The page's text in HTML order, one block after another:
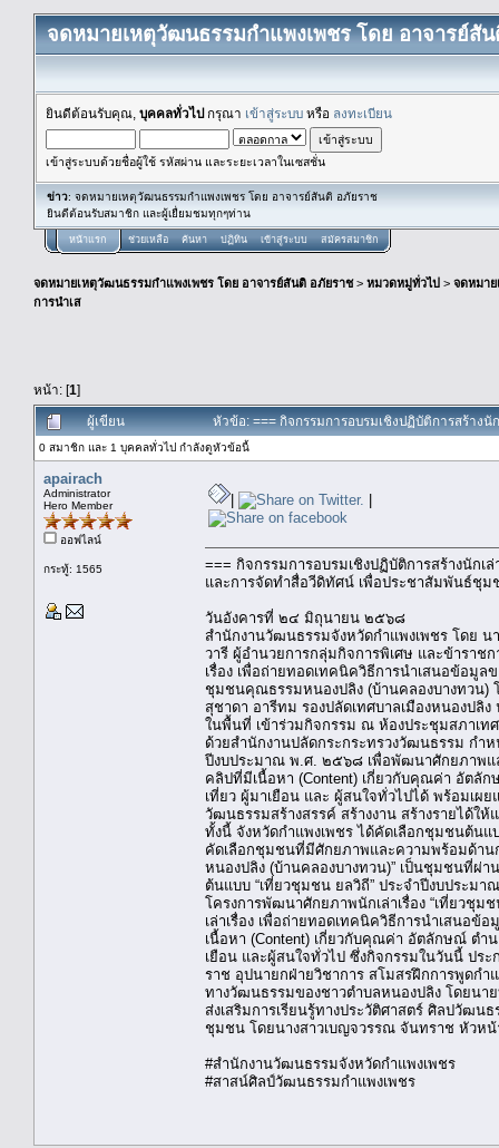
จดหมายเหตุวัฒนธรรมกำแพงเพชร โดย อาจารย์สั
ยินดีต้อนรับคุณ, บุคคลทั่วไปกรุณา เข้าสู่ระบบ หรือ ลงทะเบียน
เข้าสู่ระบบด้วยชื่อผู้ใช้ รหัสผ่าน และระยะเวลาในเซสชั่น
ข่าว: จดหมายเหตุวัฒนธรรมกำแพงเพชร โดย อาจารย์สันติ อภัยราช
ยินดีต้อนรับสมาชิก และผู้เยื่ยมชมทุกๆท่าน
หน้าแรก ช่วยเหลือ ค้นหา ปฏิทิน เข้าสู่ระบบ สมัครสมาชิก
จดหมายเหตุวัฒนธรรมกำแพงเพชร โดย อาจารย์สันติ อภัยราช> หมวดหมู่ทั่วไป > จดหมา
การนำเส
หน้า: [1]
ผู้เขียน หัวข้อ: === กิจกรรมการอบรมเชิงปฏิบัติการสร้าง
0 สมาชิก และ 1 บุคคลทั่วไป กำลังดูหัวข้อนี้
apairach
Administrator
Hero Member
ออฟไลน์
กระทู้: 1565
| |
=== กิจกรรมการอบรมเชิงปฏิบัติการสร้างนัก
และการจัดทำสื่อวีดิทัศน์ เพื่อประชาสัมพันธ์ชุ
วันอังคารที่ ๒๔ มิถุนายน ๒๕๖๘
สำนักงานวัฒนธรรมจังหวัดกำแพงเพชร โดย
วารี ผู้อำนวยการกลุ่มกิจการพิเศษ และข้าราช
เรื่อง เพื่อถ่ายทอดเทคนิควิธีการนำเสนอข้อมู
ชุมชนคุณธรรมหนองปลิง (บ้านคลองบางทวน) โ
สุชาดา อารีทม รองปลัดเทศบาลเมืองหนองป
ในพื้นที่ เข้าร่วมกิจกรรม ณ ห้องประชุมสภาเทศ
ด้วยสํานักงานปลัดกระกระทรวงวัฒนธรรม กํา
ปีงบประมาณ พ.ศ. ๒๕๖๘ เพื่อพัฒนาศักยภาพแล
คลิปที่มีเนื้อหา (Content) เกี่ยวกับคุณค่า อัตลั
เที่ยว ผู้มาเยือน และ ผู้สนใจทั่วไปได้ พร้อมเ
วัฒนธรรมสร้างสรรค์ สร้างงาน สร้างรายได้ใ
ทั้งนี้ จังหวัดกำแพงเพชร ได้คัดเลือกชุมชนต้น
คัดเลือกชุมชนที่มีศักยภาพและความพร้อมด้าน
หนองปลิง (บ้านคลองบางทวน)” เป็นชุมชนที่ผ่า
ต้นแบบ “เที่ยวชุมชน ยลวิถี” ประจำปีงบประม
โครงการพัฒนาศักยภาพนักเล่าเรื่อง “เที่ยวชุ
เล่าเรื่อง เพื่อถ่ายทอดเทคนิควิธีการนำเสนอ
เนื้อหา (Content) เกี่ยวกับคุณค่า อัตลักษณ์ ตำ
เยือน และผู้สนใจทั่วไป ซึ่งกิจกรรมในวันนี้ ปร
ราช อุปนายกฝ่ายวิชาการ สโมสรฝึกการพูดก
ทางวัฒนธรรมของชาวตำบลหนองปลิง โดยนา
ส่งเสริมการเรียนรู้ทางประวัติศาสตร์ ศิลปวัฒ
ชุมชน โดยนางสาวเบญจวรรณ จันทราช หัวห
#สำนักงานวัฒนธรรมจังหวัดกำแพงเพชร
#สาสน์ศิลป์วัฒนธรรมกำแพงเพชร